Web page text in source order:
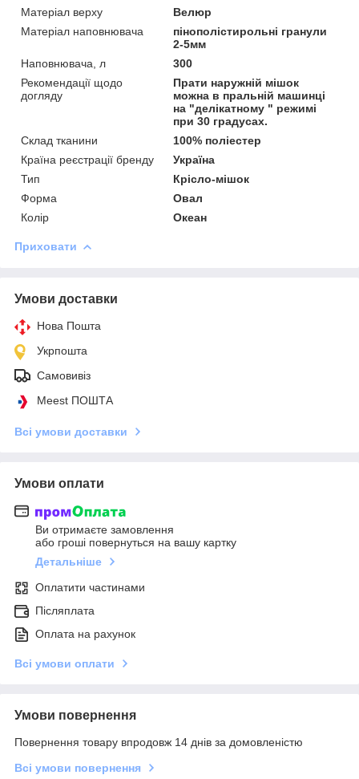
Матеріал верху
Велюр
Матеріал наповнювача
пінополістирольні гранули
2-5мм
Наповнювача, л
300
Рекомендації щодо
догляду
Прати наружній мішок
можна в пральній машинці
на "делікатному " режимі
при 30 градусах.
Склад тканини
100% поліестер
Країна реєстрації бренду
Україна
Тип
Крісло-мішок
Форма
Овал
Колір
Океан
Приховати
Умови доставки
Нова Пошта
Укрпошта
Самовивіз
Meest ПОШТА
Всі умови доставки
Умови оплати
Ви отримаєте замовлення
або гроші повернуться на вашу картку
Детальніше
Оплатити частинами
Післяплата
Оплата на рахунок
Всі умови оплати
Умови повернення
Повернення товару впродовж 14 днів за домовленістю
Всі умови повернення